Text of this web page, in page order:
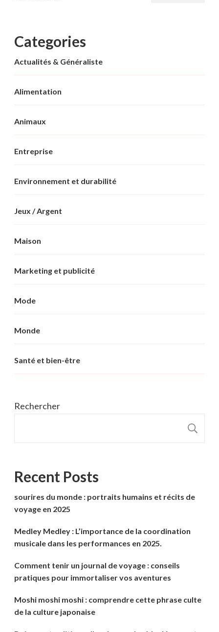
Categories
Actualités & Généraliste
Alimentation
Animaux
Entreprise
Environnement et durabilité
Jeux / Argent
Maison
Marketing et publicité
Mode
Monde
Santé et bien-être
Rechercher
Recent Posts
sourires du monde : portraits humains et récits de
voyage en 2025
Medley Medley : L’importance de la coordination
musicale dans les performances en 2025.
Comment tenir un journal de voyage : conseils
pratiques pour immortaliser vos aventures
Moshi moshi moshi : comprendre cette phrase culte
de la culture japonaise